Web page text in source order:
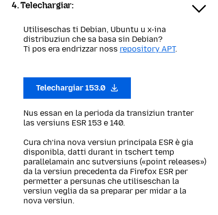
4. Telechargiar:
Utiliseschas ti Debian, Ubuntu u x-ina
distribuziun che sa basa sin Debian?
Ti pos era endrizzar noss repository APT.
Telechargiar 153.0
Nus essan en la perioda da transiziun tranter
las versiuns ESR 153 e 140.
Cura ch’ina nova versiun principala ESR è gia
disponibla, datti durant in tschert temp
parallelamain anc sutversiuns («point releases»)
da la versiun precedenta da Firefox ESR per
permetter a persunas che utiliseschan la
versiun veglia da sa preparar per midar a la
nova versiun.